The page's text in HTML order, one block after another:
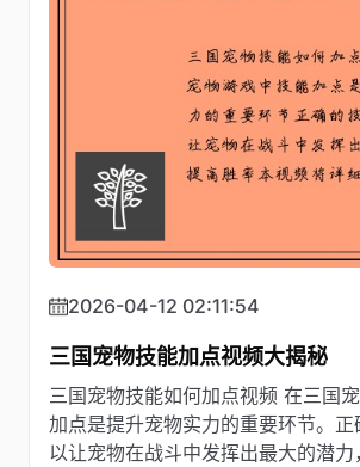
2026-04-12 02:11:54
三国宠物技能加点视频大揭秘
三国宠物技能如何加点视频 在三国
加点是提升宠物实力的重要环节。
以让宠物在战斗中发挥出最大的潜